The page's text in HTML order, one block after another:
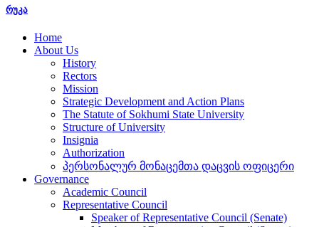
რუკა
Home
About Us
History
Rectors
Mission
Strategic Development and Action Plans
The Statute of Sokhumi State University
Structure of University
Insignia
Authorization
პერსონალურ მონაცემთა დაცვის ოფიცერი
Governance
Academic Council
Representative Council
Speaker of Representative Council (Senate)